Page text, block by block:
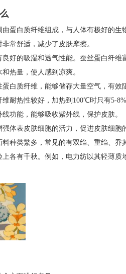
蛋白质纤维组成，与人体有极好的
常舒适，减少了皮肤摩擦‌。
好的吸湿和透气性能。蚕丝蛋白纤
热量，使人感到凉爽‌。
白质纤维，能够储存大量空气，有
耐热性较好，加热到100℃时只有5-
功能，能够吸收紫外线，保护皮肤‌。
体表皮肤细胞的活力，促进皮肤细胞
种类繁多，常见的有双绉、重绉、
各有千秋。例如，电力纺以其轻薄